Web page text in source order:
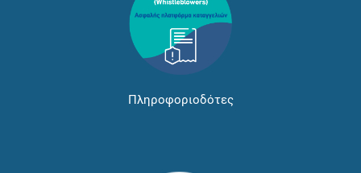
Πληροφοριοδότες